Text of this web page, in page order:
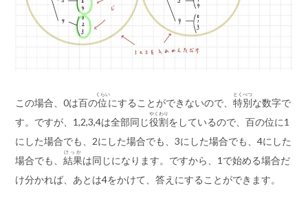
この場合、0は百の位
くらい
にすることができないので、 特別
とくべつ
な数字で
す。ですが、1,2,3,4は全部同じ役割
やくわり
をしているので、百の位に1
にした場合でも、2にした場合でも、3にした場合でも、4にした
場合でも、 結果
けっか
は同じになります。ですから、1で始める場合だ
け分かれば、あとは4をかけて、答えにすることができます。